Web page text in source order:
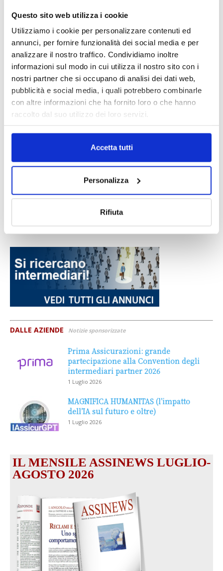
Questo sito web utilizza i cookie
Utilizziamo i cookie per personalizzare contenuti ed
annunci, per fornire funzionalità dei social media e per
analizzare il nostro traffico. Condividiamo inoltre
informazioni sul modo in cui utilizza il nostro sito con i
nostri partner che si occupano di analisi dei dati web,
pubblicità e social media, i quali potrebbero combinarle
con altre informazioni che ha fornito loro o che hanno
raccolto dal suo utilizzo dei loro servizi.
Accetta tutti
Personalizza
Rifiuta
DALLE AZIENDE Notizie sponsorizzate
Prima Assicurazioni: grande
partecipazione alla Convention degli
intermediari partner 2026
1 Luglio 2026
MAGNIFICA HUMANITAS (l’impatto
dell’IA sul futuro e oltre)
1 Luglio 2026
IL MENSILE ASSINEWS LUGLIO-
AGOSTO 2026